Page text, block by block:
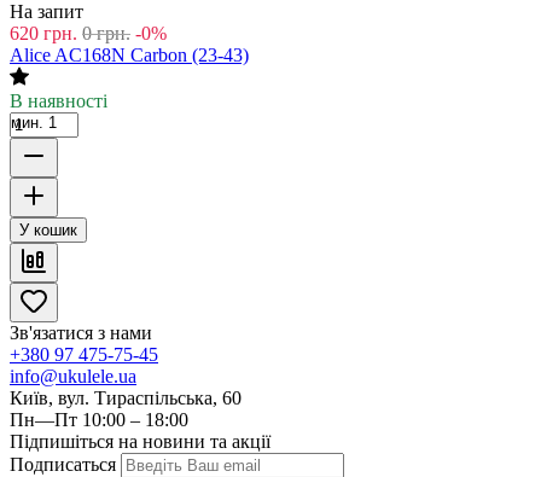
На запит
620 грн. 0 грн. -0%
Alice AC168N Carbon (23-43)
В наявності
мин. 1
У кошик
Зв'язатися з нами
+380 97 475-75-45
info@ukulele.ua
Київ, вул. Тираспільська, 60
Пн—Пт 10:00 – 18:00
Підпишіться на новини та акції
Подписаться